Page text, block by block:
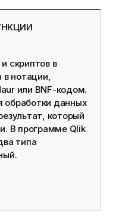
скриптов в
в нотации,
или BNF-кодом.
обработки данных
который
В программе Qlik
типа